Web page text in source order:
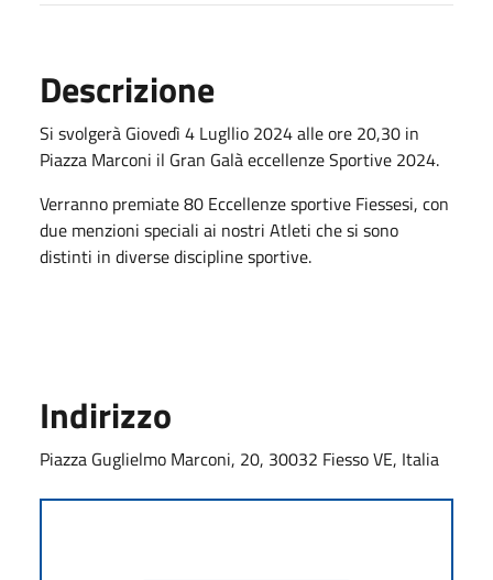
Descrizione
Si svolgerà Giovedì 4 Lugllio 2024 alle ore 20,30 in
Piazza Marconi il Gran Galà eccellenze Sportive 2024.
Verranno premiate 80 Eccellenze sportive Fiessesi, con
due menzioni speciali ai nostri Atleti che si sono
distinti in diverse discipline sportive.
Indirizzo
Piazza Guglielmo Marconi, 20, 30032 Fiesso VE, Italia